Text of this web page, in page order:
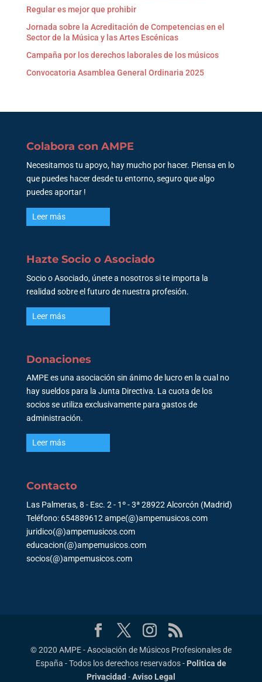
Regular es mejor que prohibir
Jornada sobre la Acreditación de Competencias en el
Sector de la Música y las Artes Escénicas
Campaña por los derechos laborales de los músicos
Convocatoria Asamblea General Ordinaria 2025
Colabora con AMPE
Necesitamos tu apoyo, hay mucho por hacer. Piensa en lo
que puedes hacer desde tu entorno, seguro que algo
puedes aportar !
Leer más
Hazte Socio o Asociado
Socio o Asociado, únete a nosotros si te importa la
realidad sobre el futuro de nuestra profesión.
Leer más
Donaciones
AMPE es una asociación sin ánimo de lucro en la cual no
hay sueldos para la Junta Directiva. La cuota de los
socios se utiliza exclusivamente para gastos de
administración.
Leer más
Contacto
Las Palmeras, 8 - Esc. 2 - 1º - 3ª 28922 Alcorcón (Madrid)
Teléfono: 654889612 ampe(@)ampemusicos.com
juridico(@)ampemusicos.com
educacion(@)ampemusicos.com
socios(@)ampemusicos.com
© 2020 AMPE - Asociación de Músicos Profesionales de
España - Todos los derechos reservados - Politica de
Privacidad -Aviso Legal